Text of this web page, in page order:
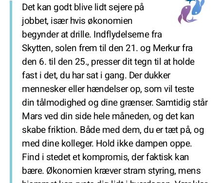
Det kan godt blive lidt sejere på
jobbet, især hvis økonomien
begynder at drille. Indflydelserne fra
Skytten, solen frem til den 21. og Merkur fra
den 6. til den 25., presser dit tegn til at holde
fast i det, du har sat i gang. Der dukker
mennesker eller hændelser op, som vil teste
din tålmodighed og dine grænser. Samtidig står
Mars ved din side hele måneden, og det kan
skabe friktion. Både med dem, du er tæt på, og
med dine kolleger. Hold ikke dampen oppe.
Find i stedet et kompromis, der faktisk kan
bære. Økonomien kræver stram styring, mens